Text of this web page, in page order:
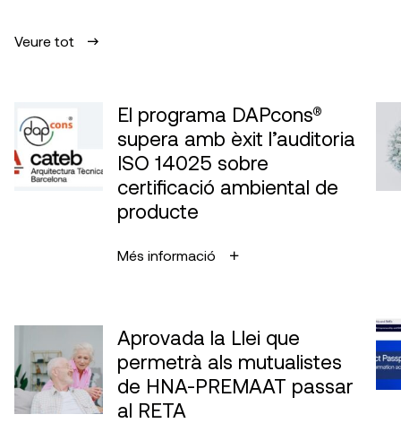
Veure tot
El programa DAPcons®
supera amb èxit l’auditoria
ISO 14025 sobre
certificació ambiental de
producte
Més informació
Aprovada la Llei que
permetrà als mutualistes
de HNA-PREMAAT passar
al RETA